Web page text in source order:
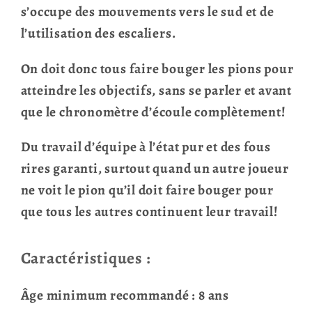
s’occupe des mouvements vers le sud et de
l’utilisation des escaliers.
On doit donc tous faire bouger les pions pour
atteindre les objectifs, sans se parler et avant
que le chronomètre d’écoule complètement!
Du travail d’équipe à l’état pur et des fous
rires garanti, surtout quand un autre joueur
ne voit le pion qu’il doit faire bouger pour
que tous les autres continuent leur travail!
Caractéristiques :
Âge minimum recommandé : 8 ans